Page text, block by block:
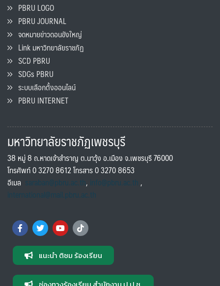
PBRU LOGO
PBRU JOURNAL
จดหมายข่าวดอนขังใหญ่
Link มหาวิทยาลัยราชภัฏ
SCD PBRU
SDGs PBRU
ระบบเลือกตั้งออนไลน์
PBRU INTERNET
มหาวิทยาลัยราชภัฏเพชรบุรี
38 หมู่ 8 ถ.หาดเจ้าสำราญ ต.นาวุ้ง อ.เมือง จ.เพชรบุรี 76000
โทรศัพท์ 0 3270 8612 โทรสาร 0 3270 8653
อีเมล saraban@pbru.ac.th, info@pbru.ac.th,
international@mail.pbru.ac.th
แนะนำ ติชม ร้องเรียน